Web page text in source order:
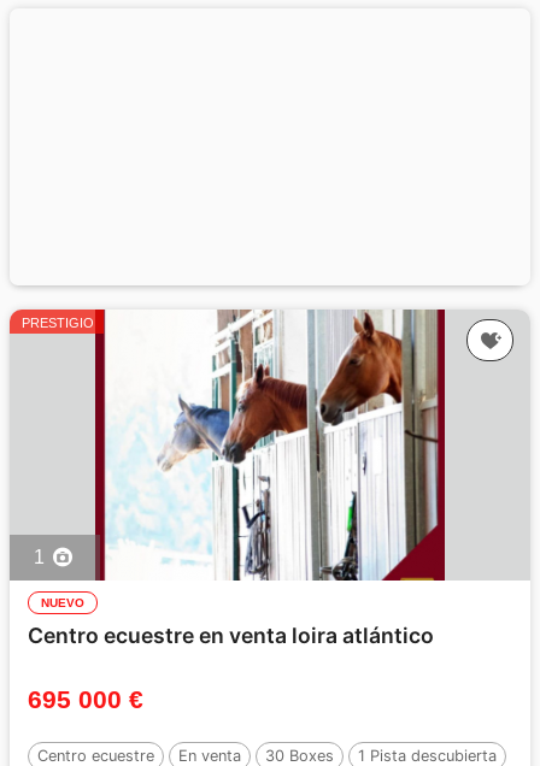
PRESTIGIO
1
NUEVO
Centro ecuestre en venta loira atlántico
695 000 €
Centro ecuestre En venta 30 Boxes
1 Pista descubierta